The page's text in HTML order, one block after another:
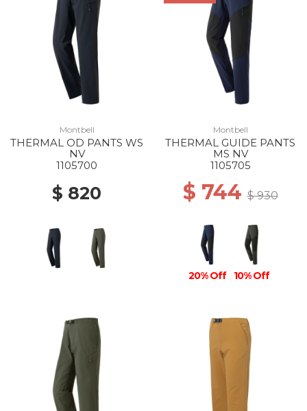
Montbell
THERMAL OD PANTS WS
NV
1105700
$ 820
Montbell
THERMAL GUIDE PANTS
MS NV
1105705
$ 744$ 930
20% Off 10% Off